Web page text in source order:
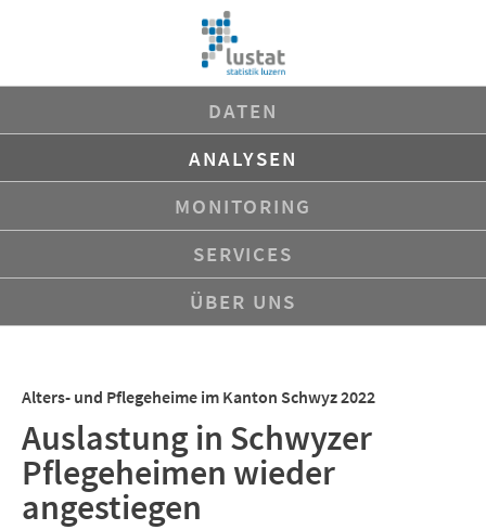
DATEN
ANALYSEN
MONITORING
SERVICES
ÜBER UNS
Alters- und Pflegeheime im Kanton Schwyz 2022
Auslastung in Schwyzer
Pflegeheimen wieder
angestiegen